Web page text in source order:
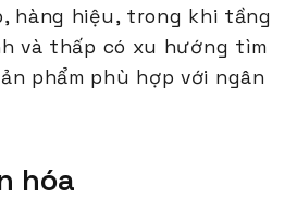
hàng hiệu, trong khi tầng
và thấp có xu hướng tìm
phẩm phù hợp với ngân
hóa